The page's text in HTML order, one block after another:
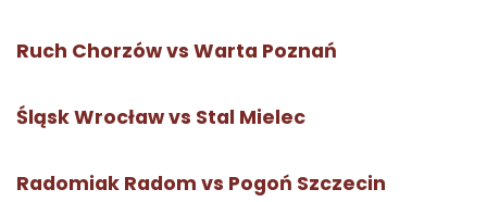
Ruch Chorzów vs Warta Poznań
Śląsk Wrocław vs Stal Mielec
Radomiak Radom vs Pogoń Szczecin